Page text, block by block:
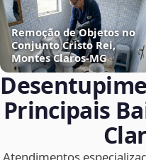
Remoção de Objetos no
Conjunto Cristo Rei,
Montes Claros‑MG
Principais
Atendimentos